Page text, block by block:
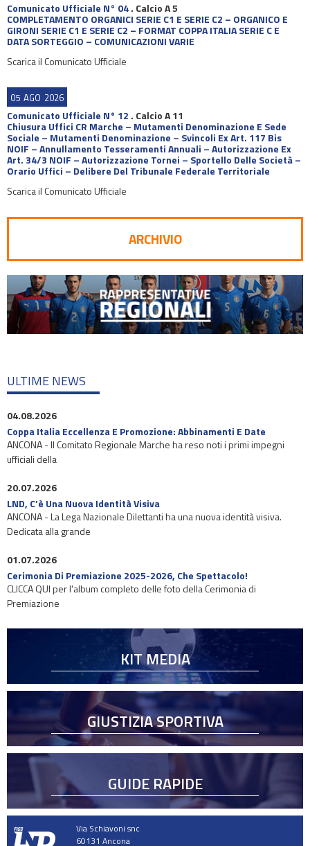
Comunicato Ufficiale N° 04. Calcio A 5
COMPLETAMENTO ORGANICI SERIE C1 E SERIE C2 – ORGANICO E
GIRONI SERIE C1 E SERIE C2 – FORMAT COPPA ITALIA SERIE C E
DATA SORTEGGIO – COMUNICAZIONI VARIE
Scarica il Comunicato Ufficiale
05 AGO 2026
Comunicato Ufficiale N° 12 . Calcio A 11
Chiusura Uffici CR Marche – Mutamenti Denominazione E Sede
Sociale – Mutamenti Denominazione – Svincoli Ex Art. 117 Bis
NOIF – Annullamento Tesseramenti Annuali – Autorizzazione Ex
Art. 34/3 NOIF – Autorizzazione Tornei – Sportello Delle Società –
Orario Uffici – Delibere Del Tribunale Federale Territoriale
Scarica il Comunicato Ufficiale
ARCHIVIO
ULTIME NEWS
04.08.2026
Coppa Italia Eccellenza E Promozione: Abbinamenti E Date
ANCONA - Il Comitato Regionale Marche ha reso noti i primi impegni
ufficiali della
20.07.2026
LND, C’è Una Nuova Identità Visiva
ANCONA - La Lega Nazionale Dilettanti ha una nuova identità visiva.
Dedicata alla grande
01.07.2026
Cerimonia Di Premiazione 2025-2026, Che Spettacolo!
CLICCA QUI per l'album completo delle foto della Cerimonia di
Premiazione
KIT MEDIA
GIUSTIZIA SPORTIVA
GUIDE RAPIDE
Via Schiavoni snc
60131 Ancona